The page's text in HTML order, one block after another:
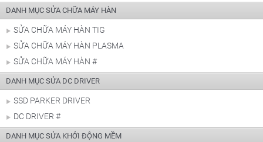
DANH MỤC SỬA CHỮA MÁY HÀN
SỬA CHỮA MÁY HÀN TIG
SỬA CHỮA MÁY HÀN PLASMA
SỬA CHỮA MÁY HÀN #
DANH MỤC SỬA DC DRIVER
SSD PARKER DRIVER
DC DRIVER #
DANH MỤC SỬA KHỞI ĐỘNG MỀM